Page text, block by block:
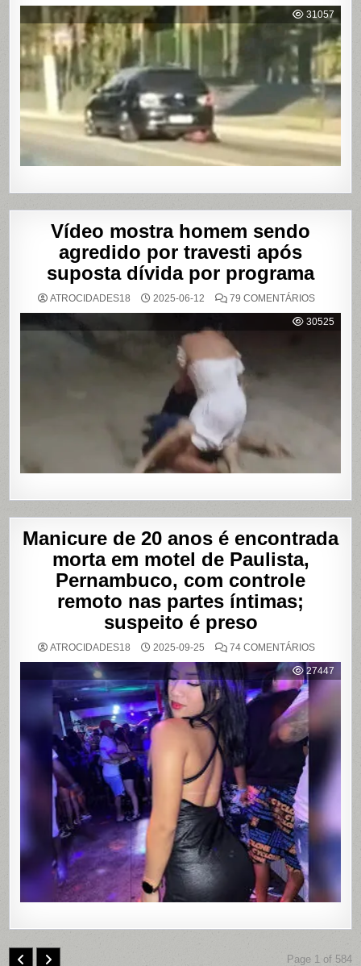
É
E
POR
APÓS
BRIGA
EM
CASA
SHOWS
SÃO
PAULO
31057
Vídeo mostra homem sendo
agredido por travesti após
suposta dívida por programa
ATROCIDADES18 2025-06-12 79 COMENTÁRIOSEM
MOSTRA
HOMEM
30525
Manicure de 20 anos é encontrada
morta em motel de Paulista,
Pernambuco, com controle
remoto nas partes íntimas;
suspeito é preso
ATROCIDADES18 2025-09-25 74 COMENTÁRIOSEM
DE
20
ANOS
EM
MOTEL
COM
REMOTO
PARTES
É
27447
Page 1 of 584